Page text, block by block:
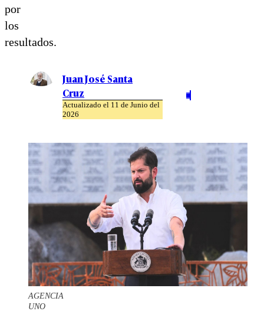
por
los
resultados.
Juan José Santa
Cruz
Actualizado el 11 de Junio del
2026
AGENCIA
UNO